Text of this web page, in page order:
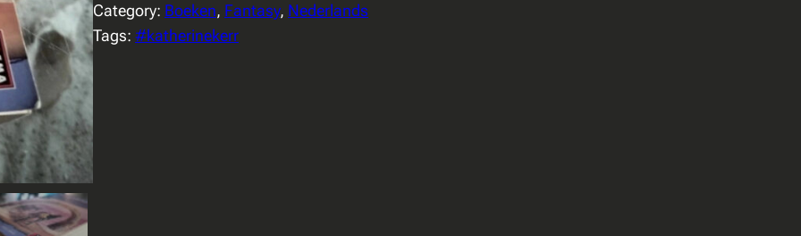
h
e
r
i
e
e
Category: Boeken, Fantasy, Nederlands
Tags: #katherinekerr